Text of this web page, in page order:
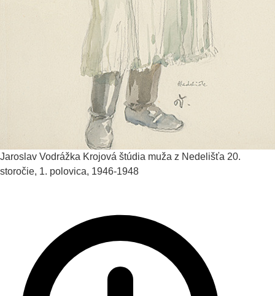
Jaroslav Vodrážka Krojová štúdia muža z Nedelišťa 20.
storočie, 1. polovica, 1946-1948